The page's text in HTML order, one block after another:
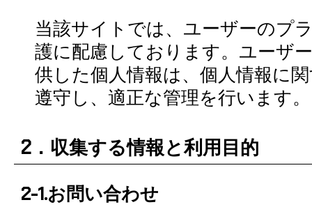
当該サイトでは、ユーザーのプ
護に配慮しております。ユーザ
供した個人情報は、個人情報に
遵守し、適正な管理を行います。
2．収集する情報と利用目的
2-1.お問い合わせ